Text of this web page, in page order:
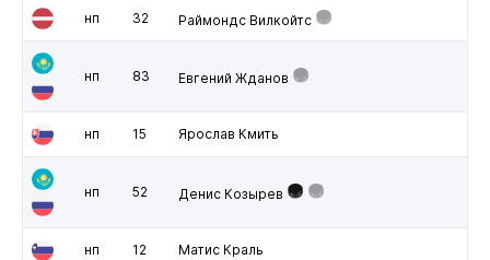
нп 32 Раймондс Вилкойтс
нп 83 Евгений Жданов
нп 15 Ярослав Кмить
нп 52 Денис Козырев
нп 12 Матис Краль